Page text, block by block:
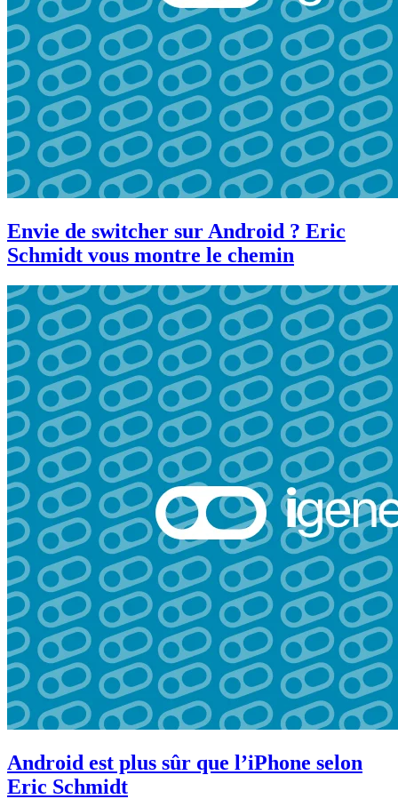
Envie de switcher sur Android ? Eric
Schmidt vous montre le chemin
Android est plus sûr que l’iPhone selon
Eric Schmidt